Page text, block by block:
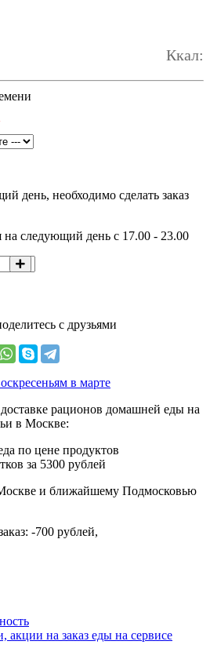
Ккал:
день, необходимо сделать заказ
на следующий день с 17.00 - 23.00
с друзьями
в марте
рационов домашней еды на
в Москве:
по цене продуктов
за 5300 рублей
и ближайшему Подмосковью
-700 рублей,
на заказ еды на сервисе